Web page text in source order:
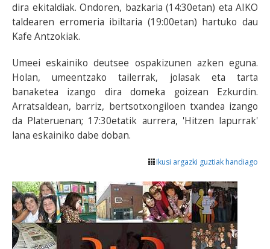
dira ekitaldiak. Ondoren, bazkaria (14:30etan) eta AIKO
taldearen erromeria ibiltaria (19:00etan) hartuko dau
Kafe Antzokiak.
Umeei eskainiko deutsee ospakizunen azken eguna.
Holan, umeentzako tailerrak, jolasak eta tarta
banaketea izango dira domeka goizean Ezkurdin.
Arratsaldean, barriz, bertsotxongiloen txandea izango
da Plateruenan; 17:30etatik aurrera, 'Hitzen lapurrak'
lana eskainiko dabe doban.
Ikusi argazki guztiak handiago